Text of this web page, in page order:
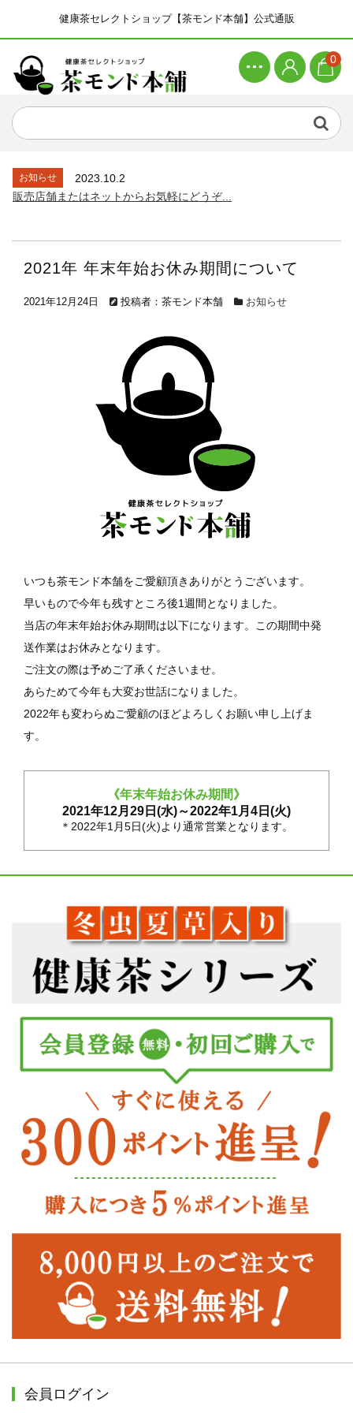
健康茶セレクトショップ【茶モンド本舗】公式通販
0
お知らせ
2023.10.2
販売店舗またはネットからお気軽にどうぞ...
2021年 年末年始お休み期間について
2021年12月24日 投稿者：茶モンド本舗 お知らせ
いつも茶モンド本舗をご愛顧頂きありがとうございます。
早いもので今年も残すところ後1週間となりました。
当店の年末年始お休み期間は以下になります。この期間中発
送作業はお休みとなります。
ご注文の際は予めご了承くださいませ。
あらためて今年も大変お世話になりました。
2022年も変わらぬご愛顧のほどよろしくお願い申し上げま
す。
《年末年始お休み期間》
2021年12月29日(水)～2022年1月4日(火)
＊2022年1月5日(火)より通常営業となります。
会員ログイン